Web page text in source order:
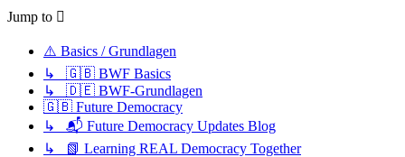
Jump to
⚠️ Basics / Grundlagen
↳ 🇬🇧 BWF Basics
↳ 🇩🇪 BWF-Grundlagen
🇬🇧 Future Democracy
↳ 📬 Future Democracy Updates Blog
↳ 📗 Learning REAL Democracy Together